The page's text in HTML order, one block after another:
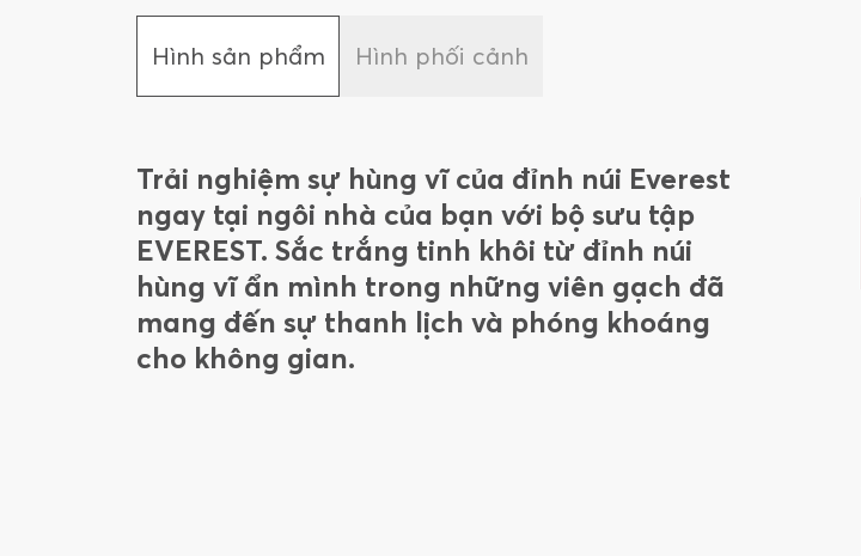
Hình sản phẩm Hình phối cảnh
Trải nghiệm sự hùng vĩ của đỉnh núi Everest
ngay tại ngôi nhà của bạn với bộ sưu tập
EVEREST. Sắc trắng tinh khôi từ đỉnh núi
hùng vĩ ẩn mình trong những viên gạch đã
mang đến sự thanh lịch và phóng khoáng
cho không gian.